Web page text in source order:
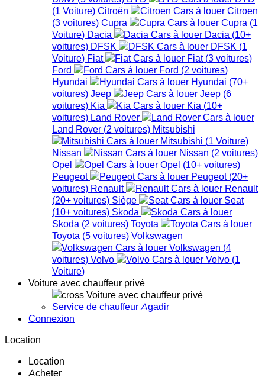
(1 Voiture) Citroën
Citroen
(3 voitures) Cupra Cupra (1
Voiture) Dacia Dacia (10+
voitures) DFSK DFSK (1
Voiture) Fiat Fiat (3 voitures)
Ford
Ford (2 voitures)
Hyundai
Hyundai (70+
voitures) Jeep Jeep (6
voitures) Kia Kia (10+
voitures) Land Rover
Land Rover (2 voitures) Mitsubishi
Mitsubishi (1 Voiture)
Nissan
Nissan (2 voitures)
Opel
Opel (10+ voitures)
Peugeot
Peugeot (20+
voitures) Renault
Renault
(20+ voitures) Siège
Seat
(10+ voitures) Skoda
Skoda (2 voitures) Toyota
Toyota (5 voitures) Volkswagen
Volkswagen (4
voitures) Volvo Volvo (1
Voiture)
Voiture avec chauffeur privé
Voiture avec chauffeur privé
Service de chauffeur Agadir
Connexion
Location
Location
Acheter